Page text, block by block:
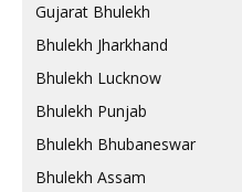
Gujarat Bhulekh
Bhulekh Jharkhand
Bhulekh Lucknow
Bhulekh Punjab
Bhulekh Bhubaneswar
Bhulekh Assam